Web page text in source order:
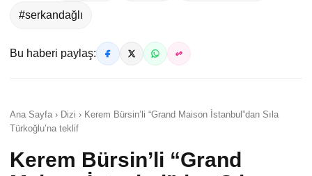
#serkandağlı
Bu haberi paylaş:
Ana Sayfa › Dizi › Kerem Bürsin’li “Grand Maison İstanbul”dan Sıla
Türkoğlu’na teklif
Kerem Bürsin’li “Grand